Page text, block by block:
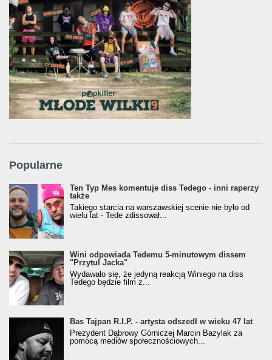
Popularne
Ten Typ Mes komentuje diss Tedego - inni raperzy
także
Takiego starcia na warszawskiej scenie nie było od
wielu lat - Tede zdissował...
Wini odpowiada Tedemu 5-minutowym dissem
"Przytul Jacka"
Wydawało się, że jedyną reakcją Winiego na diss
Tedego będzie film z...
Bas Tajpan R.I.P. - artysta odszedł w wieku 47 lat
Prezydent Dąbrowy Górniczej Marcin Bazylak za
pomocą mediów społecznościowych...